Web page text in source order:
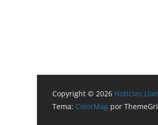
Copyright © 2026 Noticias
Tema: ColorMag por